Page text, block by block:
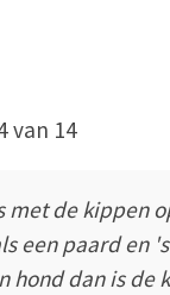
van 14
met de kippen
een paard en
hond dan is de